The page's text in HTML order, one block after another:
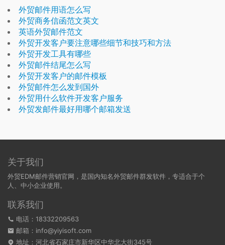
外贸邮件用语怎么写
外贸商务信函范文英文
英语外贸邮件范文
外贸开发客户要注意哪些细节和技巧和方法
外贸开发工具有哪些
外贸邮件结尾怎么写
外贸开发客户的邮件模板
外贸邮件怎么发到国外
外贸用什么软件开发客户服务
外贸发邮件最好用哪个邮箱发送
关于我们
外贸EDM邮件营销官网，是国内知名外贸邮件群发软件，专适合于个
人、中小企业使用。
联系我们
电话：18332209563
邮箱：info@yiyisoft.com
地址：河北省石家庄市新华区中华北大街345号